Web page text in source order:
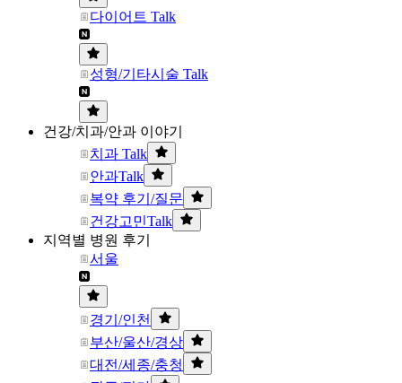
다이어트 Talk
성형/기타시술 Talk
건강/치과/안과 이야기
치과 Talk
안과Talk
복약 후기/질문
건강고민Talk
지역별 병원 후기
서울
경기/인천
부산/울산/경상
대전/세종/충청